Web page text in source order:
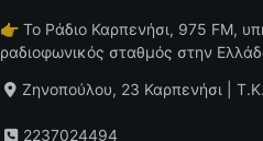
👉 Το Ράδιο Καρπενήσι, 975 FM,
ραδιοφωνικός σταθμός στην
Ζηνοπούλου, 23 Καρπενήσι |
2237024494